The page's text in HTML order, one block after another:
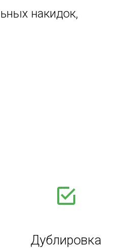
накидок,
Дублировка